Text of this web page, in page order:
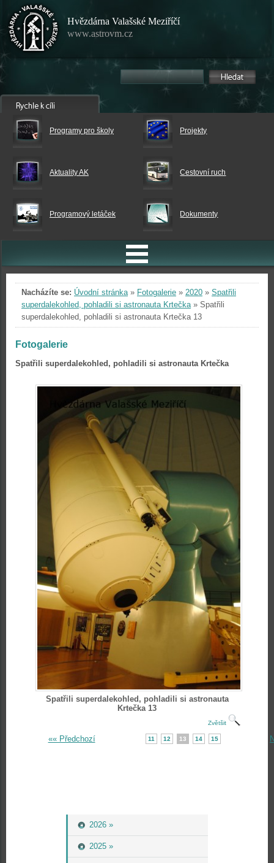
Hvězdárna Valašské Meziříčí
www.astrovm.cz
Programy pro školy Projekty
Aktuality AK Cestovní ruch
Programový letáček Dokumenty
2026 »
2025 »
Nacházíte se: Úvodní stránka» Fotogalerie » 2020 » Spatřili
superdalekohled, pohladili si astronauta Krtečka» Spatřili
superdalekohled, pohladili si astronauta Krtečka 13
Fotogalerie
Spatřili superdalekohled, pohladili si astronauta Krtečka
Spatřili superdalekohled, pohladili si astronauta
Krtečka 13
Zvětšit
«« Předchozí 11 12 13 14 15